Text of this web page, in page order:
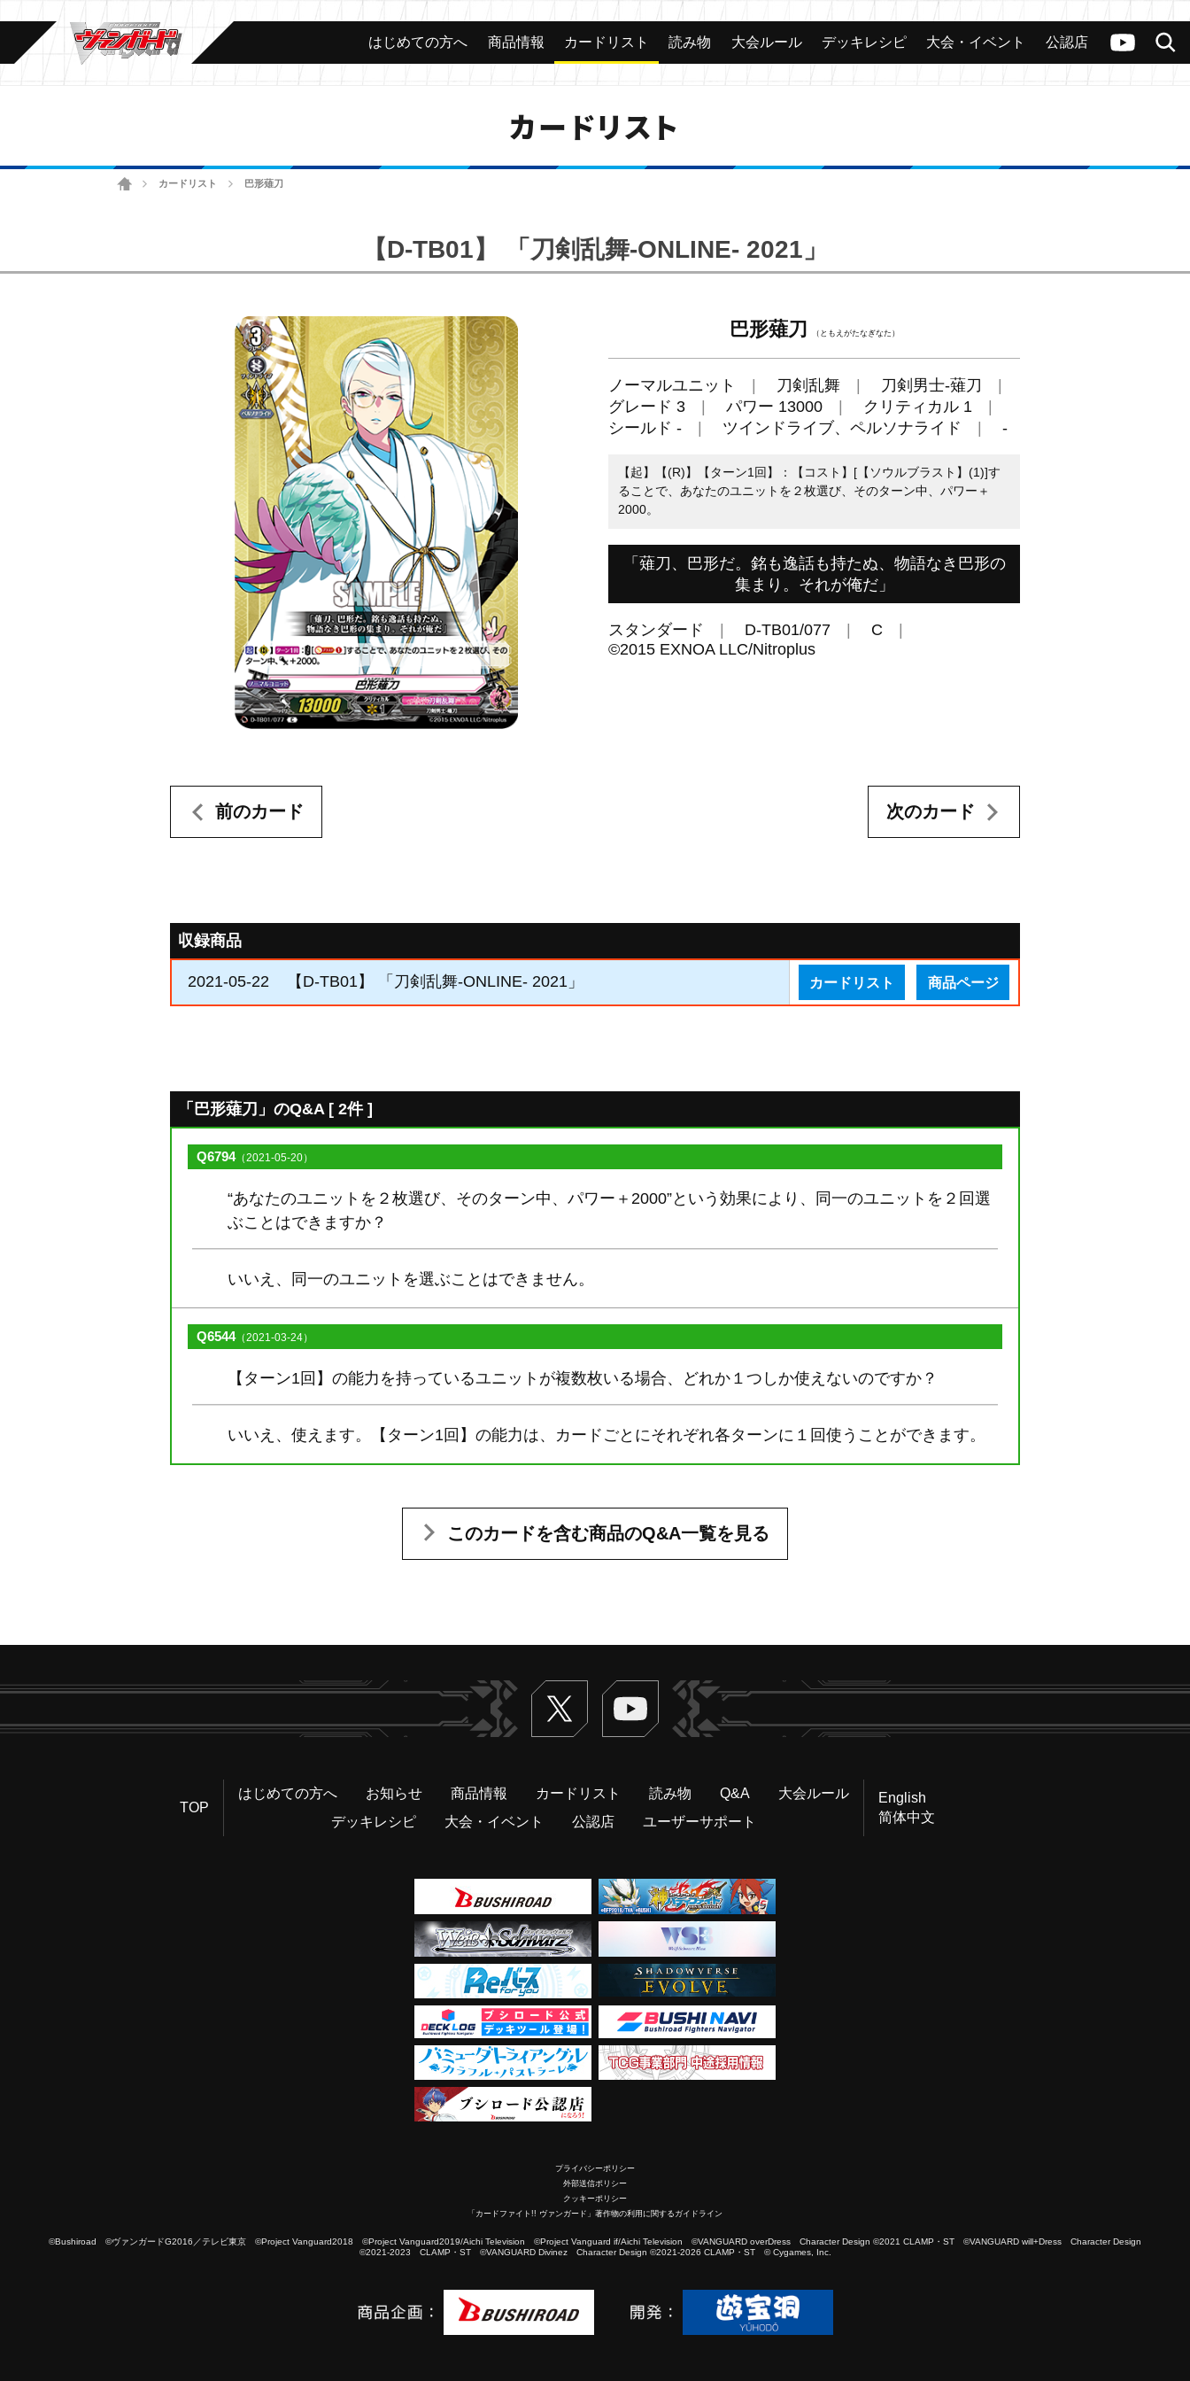
ヴァンガードch
検索
カード 大会 公認店舗 その他
はじめての方へ 商品情報 カードリスト 読み物 大会ルール デッキレシピ 大会・イベント 公認店
カードリスト
ホームカードリスト 巴形薙刀
【D-TB01】 「刀剣乱舞-ONLINE- 2021」
巴形薙刀 （ともえがたなぎなた）
ノーマルユニット 刀剣乱舞
刀剣男士-薙刀
グレード 3
パワー 13000
クリティカル 1
シールド -
ツインドライブ、ペルソナライド -
【起】【(R)】【ターン1回】：【コスト】[【ソウルブラスト】(1)]す
ることで、あなたのユニットを２枚選び、そのターン中、パワー＋
2000。
「薙刀、巴形だ。銘も逸話も持たぬ、物語なき巴形の
集まり。それが俺だ」
スタンダード D-TB01/077
C
©︎2015 EXNOA LLC/Nitroplus
前のカード 次のカード
収録商品
2021-05-22 【D-TB01】 「刀剣乱舞-ONLINE- 2021」 カードリスト 商品ページ
「巴形薙刀」のQ&A [ 2件 ]
Q6794（2021-05-20）
“あなたのユニットを２枚選び、そのターン中、パワー＋2000”という効果により、同一のユニットを２回選
ぶことはできますか？
いいえ、同一のユニットを選ぶことはできません。
Q6544（2021-03-24）
【ターン1回】の能力を持っているユニットが複数枚いる場合、どれか１つしか使えないのですか？
いいえ、使えます。【ターン1回】の能力は、カードごとにそれぞれ各ターンに１回使うことができます。
このカードを含む商品のQ&A一覧を見る
Twitter ヴァンガードch
TOP
はじめての方へ お知らせ 商品情報 カードリスト 読み物 Q&A
大会ルール
デッキレシピ
大会・イベント 公認店 ユーザーサポート
English
简体中文
プライバシーポリシー
外部送信ポリシー
クッキーポリシー
「カードファイト!! ヴァンガード」著作物の利用に関するガイドライン
©Bushiroad ©ヴァンガードG2016／テレビ東京 ©Project Vanguard2018 ©Project Vanguard2019/Aichi Television ©Project Vanguard if/Aichi Television ©VANGUARD overDress Character Design ©2021 CLAMP・ST ©VANGUARD will+Dress Character Design
©2021-2023 CLAMP・ST ©VANGUARD Divinez Character Design ©2021-2026 CLAMP・ST © Cygames, Inc.